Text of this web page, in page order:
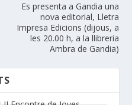
Es presenta a Gandia una
nova editorial, Lletra
Impresa Edicions (dijous, a
les 20.00 h, a la llibreria
Ambra de Gandia)